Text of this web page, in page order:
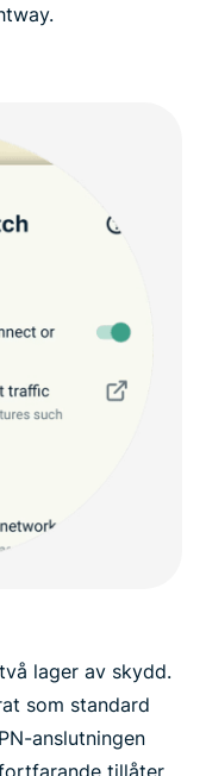
lager av skydd.
som standard
anslutningen
tillåter